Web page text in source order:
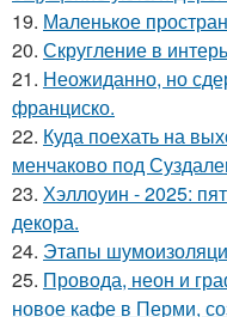
19. Маленькое
20. Скругление в
21. Неожиданно, но
франциско.
22. Куда поехать на
менчаково под
23. Хэллоуин - 2025:
декора.
24. Этапы
25. Провода, неон и
новое кафе в Перми,